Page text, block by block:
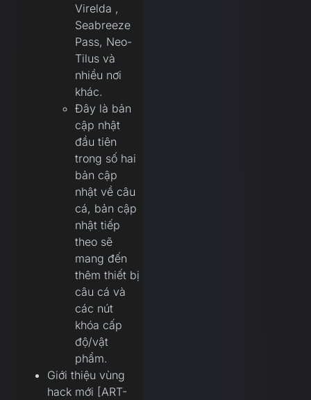
Virelda ,
Seabreeze
Pass, Neo-
Tilus và
nhiều nơi
khác.
Đây là bản
cập nhật
đầu tiên
trong số hai
bản cập
nhật về câu
cá, bản cập
nhật tiếp
theo sẽ
mang đến
thêm thiết bị
câu cá và
các nút
khóa cấp
độ/vật
phẩm.
Giới thiệu vùng
hack mới [ART-